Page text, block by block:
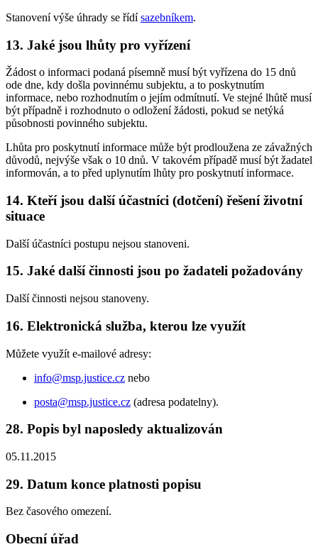
Stanovení výše úhrady se řídísazebníkem.
13. Jaké jsou lhůty pro vyřízení
Žádost o informaci podaná písemně musí být vyřízena do 15 dnů
ode dne, kdy došla povinnému subjektu, a to poskytnutím
informace, nebo rozhodnutím o jejím odmítnutí. Ve stejné lhůtě musí
být případně i rozhodnuto o odložení žádosti, pokud se netýká
působnosti povinného subjektu.
Lhůta pro poskytnutí informace může být prodloužena ze závažných
důvodů, nejvýše však o 10 dnů. V takovém případě musí být žadatel
informován, a to před uplynutím lhůty pro poskytnutí informace.
14. Kteří jsou další účastníci (dotčení) řešení životní
situace
Další účastníci postupu nejsou stanoveni.
15. Jaké další činnosti jsou po žadateli požadovány
Další činnosti nejsou stanoveny.
16. Elektronická služba, kterou lze využít
Můžete využít e-mailové adresy:
info@msp.justice.cz nebo
posta@msp.justice.cz (adresa podatelny).
28. Popis byl naposledy aktualizován
05.11.2015
29. Datum konce platnosti popisu
Bez časového omezení.
Obecní úřad